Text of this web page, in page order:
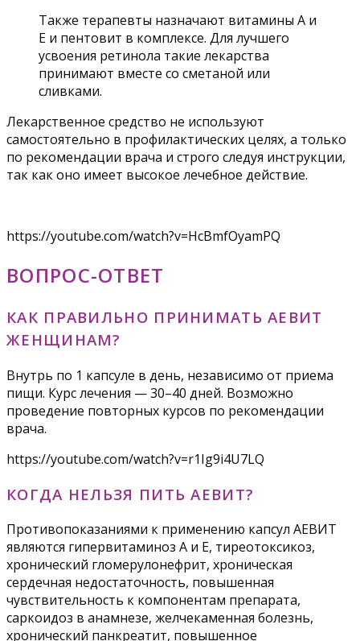
Также терапевты назначают витамины А и
Е и пентовит в комплексе. Для лучшего
усвоения ретинола такие лекарства
принимают вместе со сметаной или
сливками.
Лекарственное средство не используют
самостоятельно в профилактических целях, а только
по рекомендации врача и строго следуя инструкции,
так как оно имеет высокое лечебное действие.
https://youtube.com/watch?v=HcBmfOyamPQ
ВОПРОС-ОТВЕТ
КАК ПРАВИЛЬНО ПРИНИМАТЬ АЕВИТ
ЖЕНЩИНАМ?
Внутрь по 1 капсуле в день, независимо от приема
пищи. Курс лечения — 30–40 дней. Возможно
проведение повторных курсов по рекомендации
врача.
https://youtube.com/watch?v=r1Ig9i4U7LQ
КОГДА НЕЛЬЗЯ ПИТЬ АЕВИТ?
Противопоказаниями к применению капсул АЕВИТ
являются гипервитаминоз А и Е, тиреотоксикоз,
хронический гломерулонефрит, хроническая
сердечная недостаточность, повышенная
чувствительность к компонентам препарата,
саркоидоз в анамнезе, желчекаменная болезнь,
хронический панкреатит, повышенное